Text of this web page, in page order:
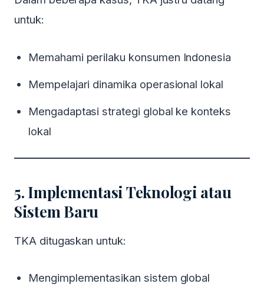
untuk:
Memahami perilaku konsumen Indonesia
Mempelajari dinamika operasional lokal
Mengadaptasi strategi global ke konteks
lokal
5. Implementasi Teknologi atau
Sistem Baru
TKA ditugaskan untuk:
Mengimplementasikan sistem global